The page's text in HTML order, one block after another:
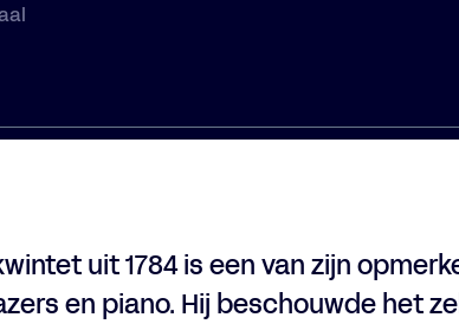
uit 1784 is een van zijn
en piano. Hij beschouwde het